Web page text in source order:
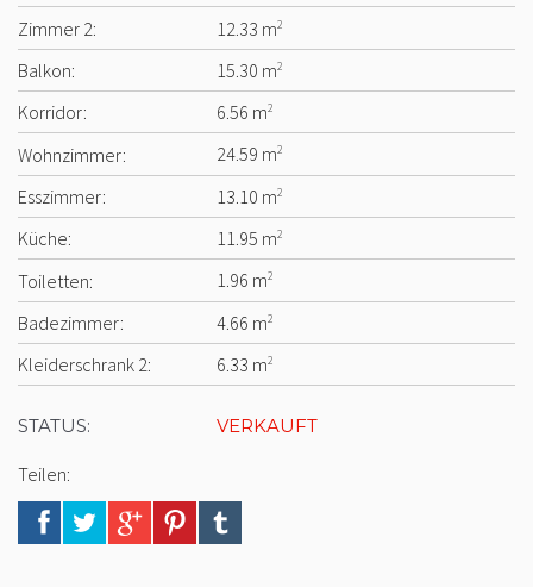
Zimmer 2: 12.33 m2
Balkon: 15.30 m2
Korridor: 6.56 m2
Wohnzimmer: 24.59 m2
Esszimmer: 13.10 m2
Küche: 11.95 m2
Toiletten: 1.96 m2
Badezimmer: 4.66 m2
Kleiderschrank 2: 6.33 m2
STATUS: VERKAUFT
Teilen: